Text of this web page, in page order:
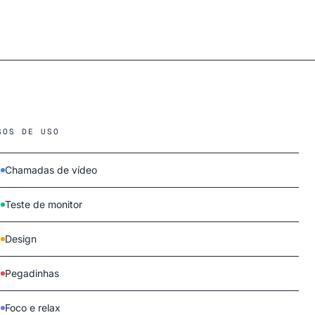
DE USO
Chamadas de vídeo
Teste de monitor
Design
Pegadinhas
Foco e relax